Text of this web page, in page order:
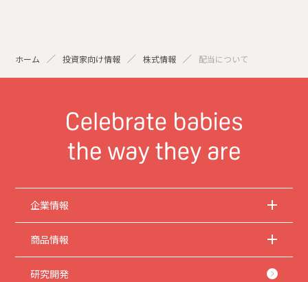
ホーム 投資家向け情報 株式情報 配当について
企業情報
商品情報
研究開発